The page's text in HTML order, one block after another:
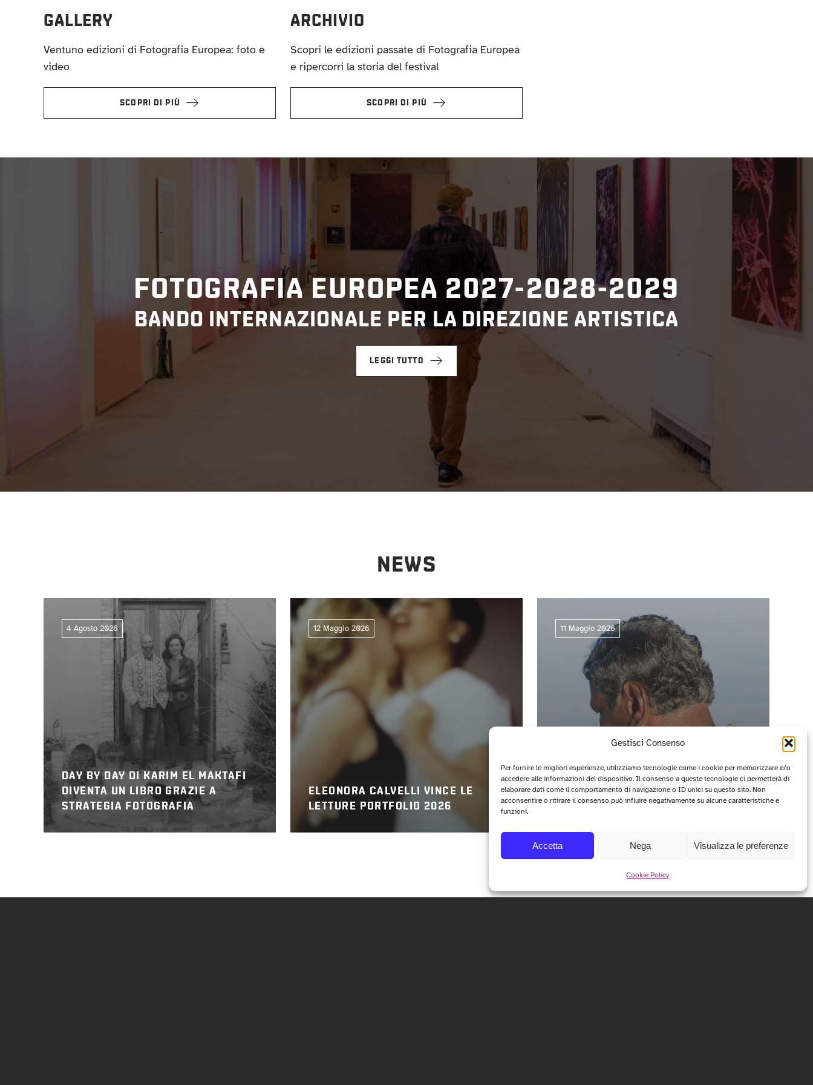
Gestisci Consenso
Per fornire le migliori esperienze, utilizziamo tecnologie come i cookie per memorizzare e/o
accedere alle informazioni del dispositivo. Il consenso a queste tecnologie ci permetterà di
elaborare dati come il comportamento di navigazione o ID unici su questo sito. Non
acconsentire o ritirare il consenso può influire negativamente su alcune caratteristiche e
funzioni.
Accetta Nega Visualizza le preferenze
Cookie Policy
GALLERY
Ventuno edizioni di Fotografia Europea: foto e
video
SCOPRI DI PIÙ
ARCHIVIO
Scopri le edizioni passate di Fotografia Europea
e ripercorri la storia del festival
SCOPRI DI PIÙ
FOTOGRAFIA EUROPEA 2027-2028-2029
BANDO INTERNAZIONALE PER LA DIREZIONE ARTISTICA
LEGGI TUTTO
NEWS
4 Agosto 2026
DAY BY DAY DI KARIM EL MAKTAFI
DIVENTA UN LIBRO GRAZIE A
STRATEGIA FOTOGRAFIA
12 Maggio 2026
ELEONORA CALVELLI VINCE LE
LETTURE PORTFOLIO 2026
11 Maggio 2026
CIRCUITO OFF 2026: I PROGETTI
VINCITORI